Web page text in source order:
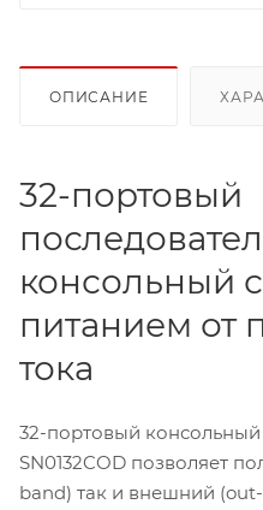
ОПИСАНИЕ
32-портовый
консольный
питанием от
тока
32-портовый консольный
SN0132COD позволяет
band) так и внешний